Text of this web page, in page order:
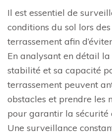
Il est essentiel de
conditions du sol lors
terrassement afin
En analysant en détail
stabilité et sa capacité
terrassement peuvent
obstacles et prendre les
pour garantir la sécurité
Une surveillance